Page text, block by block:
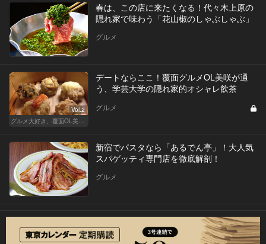
春は、この店に来たくなる！代々木上原の
隠れ家で味わう「花山椒のしゃぶしゃぶ」
グルメ
Vol.2
デートならここ！覆面グルメOL美咲が通
う、学芸大学の隠れ家的オシャレ飲茶
グルメ
新宿でパスタなら「あるでん亭」！大人気
スパゲッティ専門店を徹底解剖！
グルメ